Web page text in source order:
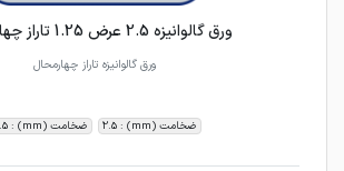
ورق گالوانیزه 2.5 عرض 1.25 تاراز چهارمحال
ورق گالوانیزه تاراز چهارمحال
ضخامت (mm) : 2.5 ضخامت (mm) : 2.5